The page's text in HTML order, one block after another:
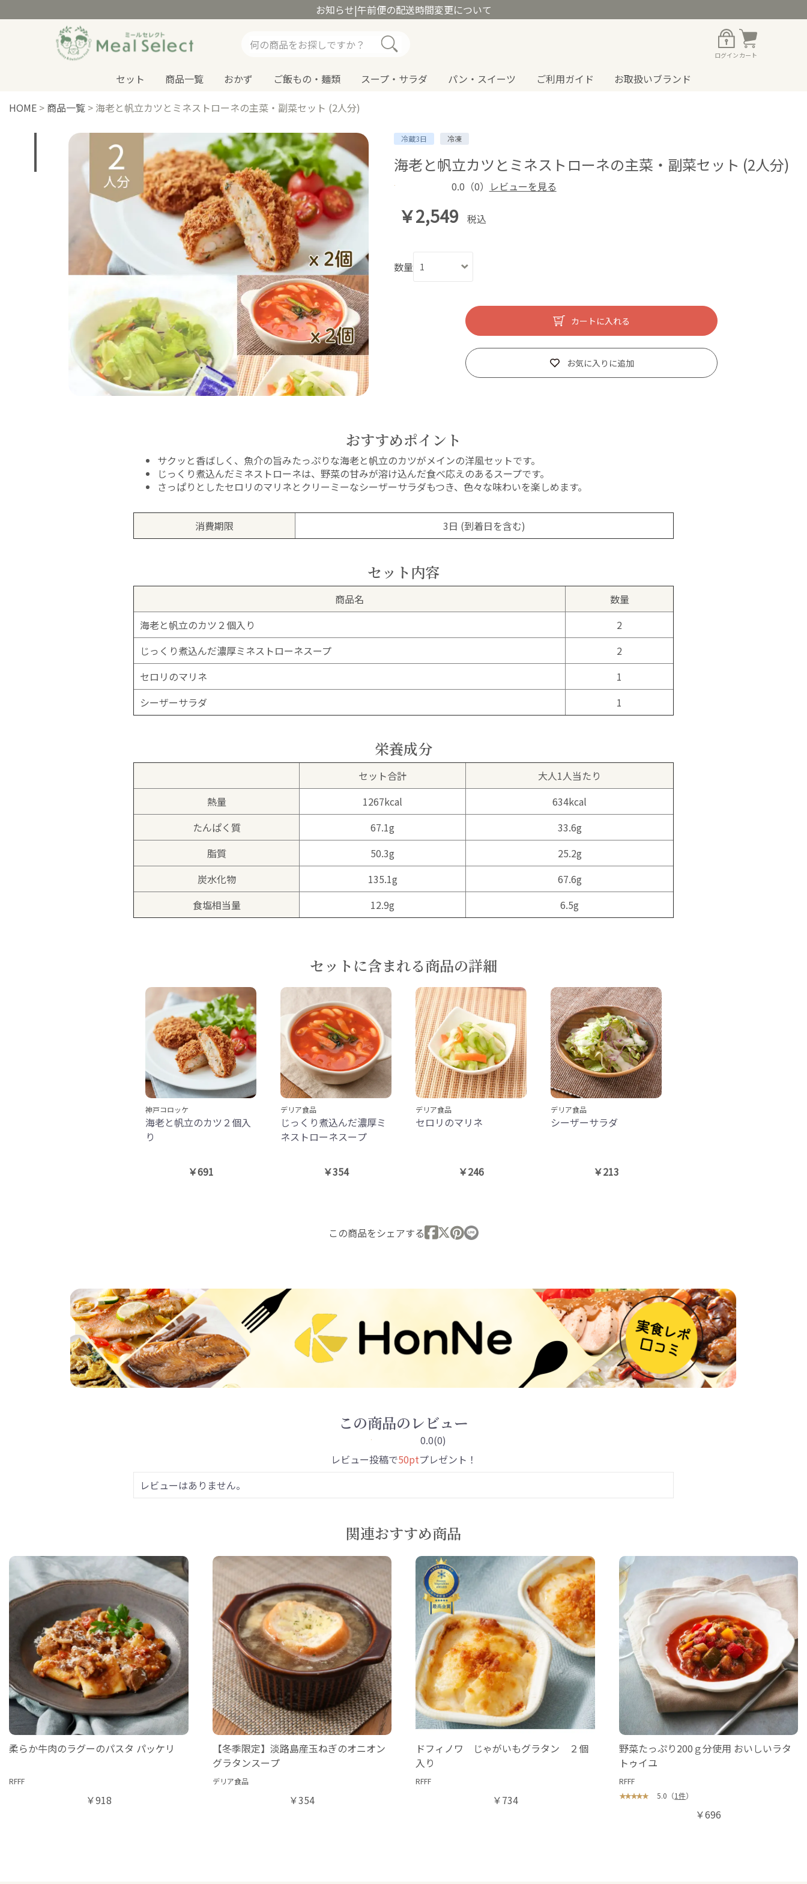
お知らせ|午前便の配送時間変更について
ログイン カート
セット 商品一覧 おかず ご飯もの・麺類 スープ・サラダ パン・スイーツ ご利用ガイド
お取扱いブランド
HOME > 商品一覧 > 海老と帆立カツとミネストローネの主菜・副菜セット (2人分)
冷蔵3日 冷凍
海老と帆立カツとミネストローネの主菜・副菜セット (2人分)
0.0 （0） レビューを見る
￥2,549 税込
数量
カートに入れる
お気に入りに追加
おすすめポイント
サクッと香ばしく、魚介の旨みたっぷりな海老と帆立のカツがメインの洋風セットです。
じっくり煮込んだミネストローネは、野菜の甘みが溶け込んだ食べ応えのあるスープです。
さっぱりとしたセロリのマリネとクリーミーなシーザーサラダもつき、色々な味わいを楽しめます。
消費期限 3日 (到着日を含む)
セット内容
商品名
数量
海老と帆立のカツ２個入り
2
じっくり煮込んだ濃厚ミネストローネスープ
2
セロリのマリネ
1
シーザーサラダ
1
栄養成分
セット合計
大人1人当たり
熱量
1267kcal
634kcal
たんぱく質
67.1g
33.6g
脂質
50.3g
25.2g
炭水化物
135.1g
67.6g
食塩相当量
12.9g 6.5g
セットに含まれる商品の詳細
神戸コロッケ
海老と帆立のカツ２個入
り
￥691
デリア食品
じっくり煮込んだ濃厚ミ
ネストローネスープ
￥354
デリア食品
セロリのマリネ
￥246
デリア食品
シーザーサラダ
￥213
この商品をシェアする
この商品のレビュー
0.0(0)
レビュー投稿で50ptプレゼント！
レビューはありません。
関連おすすめ商品
柔らか牛肉のラグーのパスタ パッケリ
RFFF
￥918
【冬季限定】淡路島産玉ねぎのオニオン
グラタンスープ
デリア食品
￥354
ドフィノワ じゃがいもグラタン ２個
入り
RFFF
￥734
野菜たっぷり200ｇ分使用 おいしいラタ
トゥイユ
RFFF
5.0 （1件）
￥696